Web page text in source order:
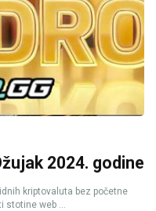
2024. godine
kriptovaluta bez početne
stotine web ...